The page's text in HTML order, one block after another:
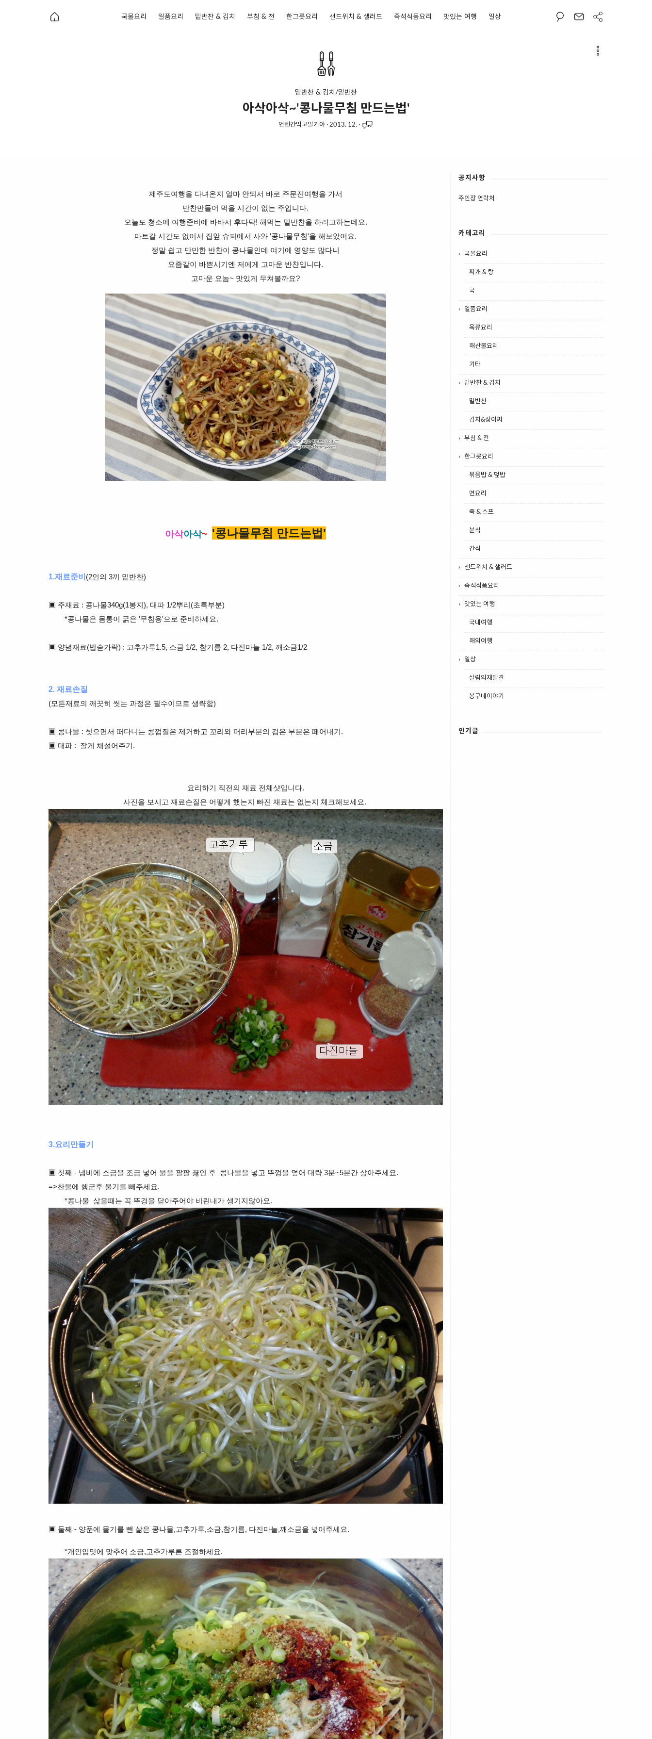
국물요리 일품요리 밑반찬 & 김치 부침 & 전 한그릇요리 샌드위치 & 샐러드 즉석식품요리 맛있는 여행 일상
밑반찬 & 김치/밑반찬
아삭아삭~'콩나물무침 만드는법'
언젠간먹고말거야 · 2013. 12. ·
제주도여행을 다녀온지 얼마 안되서 바로 주문진여행을 가서
반찬만들어 먹을 시간이 없는 주입니다.
오늘도 청소에 여행준비에 바바서 후다닥! 해먹는 밑반찬을 하려고하는데요.
마트갈 시간도 없어서 집앞 슈퍼에서 사와 '콩나물무침'을 해보았어요.
정말 쉽고 만만한 반찬이 콩나물인데 여기에 영양도 많다니
요즘같이 바쁜시기엔 저에게 고마운 반찬입니다.
고마운 요놈~ 맛있게 무쳐볼까요?
아삭아삭~ '콩나물무침 만드는법'
1.재료준비 (2인의 3끼 밑반찬)
▣ 주재료 : 콩나물340g(1봉지), 대파 1/2뿌리(초록부분)
*콩나물은 몸통이 굵은 '무침용'으로 준비하세요.
▣ 양념재료(밥숟가락) : 고추가루1.5, 소금 1/2, 참기름 2, 다진마늘 1/2, 깨소금1/2
2. 재료손질
(모든재료의 깨끗히 씻는 과정은 필수이므로 생략함)
▣ 콩나물 : 씻으면서 떠다니는 콩껍질은 제거하고 꼬리와 머리부분의 검은 부분은 떼어내기.
▣ 대파 : 잘게 채설어주기.
요리하기 직전의 재료 전체샷입니다.
사진을 보시고 재료손질은 어떻게 했는지 빠진 재료는 없는지 체크해보세요.
3.요리만들기
▣ 첫째 - 냄비에 소금을 조금 넣어 물을 팔팔 끓인 후 콩나물을 넣고 뚜껑을 덮어 대략 3분~5분간 삶아주세요.
=>찬물에 헹군후 물기를 빼주세요.
*콩나물 삶을때는 꼭 뚜겅을 닫아주어야 비린내가 생기지않아요.
▣ 둘째 - 양푼에 물기를 뺀 삶은 콩나물,고추가루,소금,참기름, 다진마늘,깨소금을 넣어주세요.
*개인입맛에 맞추어 소금,고추가루른 조절하세요.
공지사항
주인장 연락처
카테고리
국물요리
찌개 & 탕
국
일품요리
육류요리
해산물요리
기타
밑반찬 & 김치
밑반찬
김치&장아찌
부침 & 전
한그릇요리
볶음밥 & 덮밥
면요리
죽 & 스프
분식
간식
샌드위치 & 샐러드
즉석식품요리
맛있는 여행
국내여행
해외여행
일상
살림의재발견
봉구네이야기
인기글